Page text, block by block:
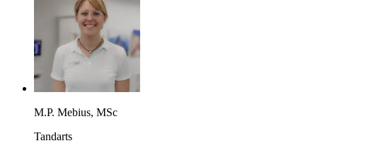
M.P. Mebius, MSc
Tandarts